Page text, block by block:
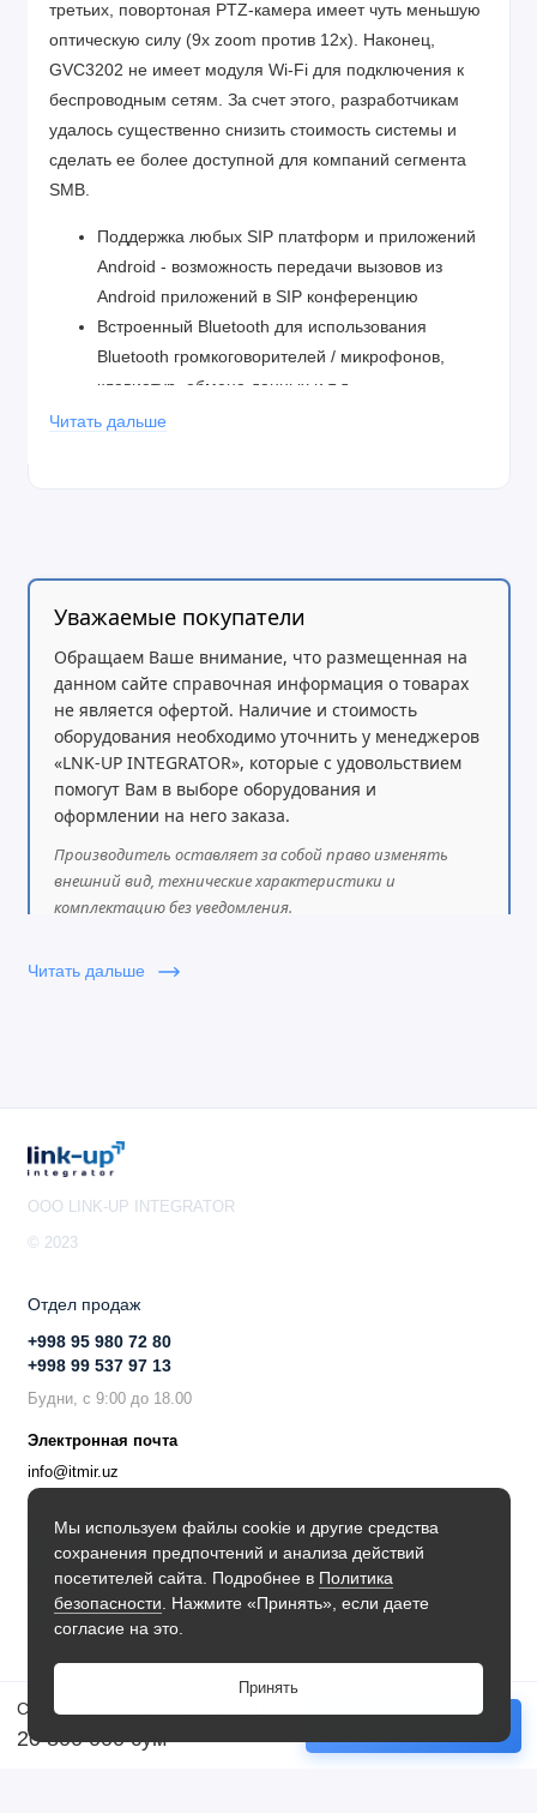
20 800 000 сум
третьих, повортоная PTZ-камера имеет чуть меньшую
оптическую силу (9x zoom против 12x). Наконец,
GVC3202 не имеет модуля Wi-Fi для подключения к
беспроводным сетям. За счет этого, разработчикам
удалось существенно снизить стоимость системы и
сделать ее более доступной для компаний сегмента
SMB.
Поддержка любых SIP платформ и приложений
Android - возможность передачи вызовов из
Android приложений в SIP конференцию
Встроенный Bluetooth для использования
Bluetooth громкоговорителей / микрофонов,
клавиатур, обмена данных и т.д.
Поддержка 2 экранов, благодаря 2 HDMI
обеспечивает чёткость видео
Показывайте презентации участникам
конференции или просматривайте документы
Особенности
Поддержка Full HD качества
Поддержка различных протоколов и платформ
Простая инсталляция в несколько шагов
Камера PTZ с 9x zoom
Читать дальше
Уважаемые покупатели
Обращаем Ваше внимание, что размещенная на
данном сайте справочная информация о товарах
не является офертой. Наличие и стоимость
оборудования необходимо уточнить у менеджеров
«LNK-UP INTEGRATOR», которые с удовольствием
помогут Вам в выборе оборудования и
оформлении на него заказа.
Производитель оставляет за собой право изменять
внешний вид, технические характеристики и
комплектацию без уведомления.
Читать дальше
Мы используем файлы cookie и другие средства
сохранения предпочтений и анализа действий
посетителей сайта. Подробнее в Политика
безопасности . Нажмите «Принять», если даете
согласие на это.
Принять
OOO LINK-UP INTEGRATOR
© 2023
Отдел продаж
+998 95 980 72 80
+998 99 537 97 13
Будни, с 9:00 до 18.00
Электронная почта
info@itmir.uz
Поддержка в мессенджере
Будьте в курсе наших новостей!